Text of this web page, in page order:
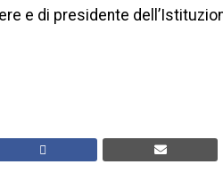
e di presidente